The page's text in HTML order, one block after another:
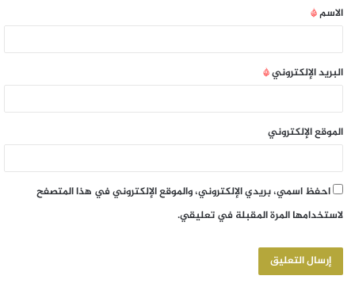
الاسم*
البريد الإلكتروني*
الموقع الإلكتروني
احفظ اسمي، بريدي الإلكتروني، والموقع الإلكتروني في هذا المتصفح
لاستخدامها المرة المقبلة في تعليقي.